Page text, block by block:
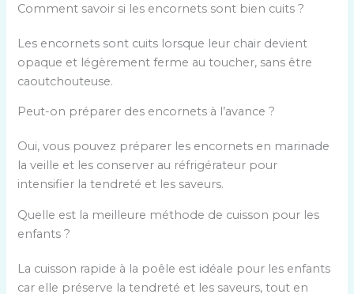
u
i
t
é
d
o
r
i
i
n
e
Comment savoir si les encornets sont bien cuits ?
Les encornets sont cuits lorsque leur chair devient
opaque et légèrement ferme au toucher, sans être
caoutchouteuse.
Peut-on préparer des encornets à l’avance ?
Oui, vous pouvez préparer les encornets en marinade
la veille et les conserver au réfrigérateur pour
intensifier la tendreté et les saveurs.
Quelle est la meilleure méthode de cuisson pour les
enfants ?
La cuisson rapide à la poêle est idéale pour les enfants
car elle préserve la tendreté et les saveurs, tout en